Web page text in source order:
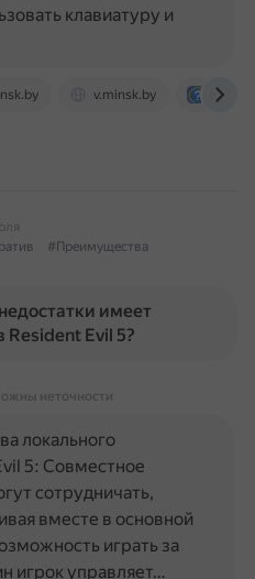
v.minsk.by
клавиатуру и
#Преимущества
имеет
Resident Evil 5?
неточности
локального
5: Совместное
сотрудничать,
вместе в основной
играть за
игрок управляет…